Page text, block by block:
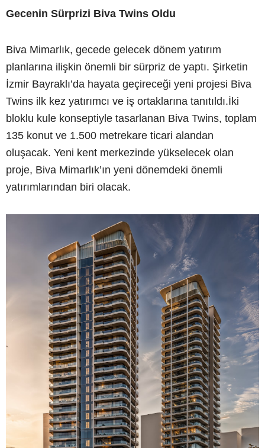
Gecenin Sürprizi Biva Twins Oldu
Biva Mimarlık, gecede gelecek dönem yatırım
planlarına ilişkin önemli bir sürpriz de yaptı. Şirketin
İzmir Bayraklı’da hayata geçireceği yeni projesi Biva
Twins ilk kez yatırımcı ve iş ortaklarına tanıtıldı.İki
bloklu kule konseptiyle tasarlanan Biva Twins, toplam
135 konut ve 1.500 metrekare ticari alandan
oluşacak. Yeni kent merkezinde yükselecek olan
proje, Biva Mimarlık’ın yeni dönemdeki önemli
yatırımlarından biri olacak.